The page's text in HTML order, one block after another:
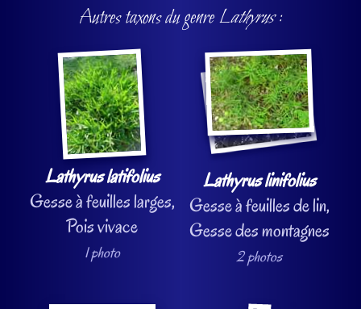
Autres taxons du genreLathyrus:
Lathyrus latifolius
Gesse à feuilles larges,
Pois vivace
1 photo
Lathyrus linifolius
Gesse à feuilles de lin,
Gesse des montagnes
2 photos